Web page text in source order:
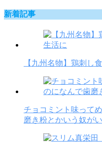
新着記事
【九州名物】鶏刺し
チョコミント味って
磨き粉とかいう奴が